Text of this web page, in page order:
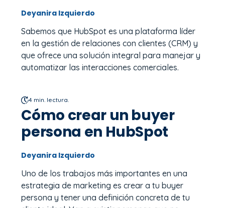
Deyanira Izquierdo
Sabemos que HubSpot es una plataforma líder
en la gestión de relaciones con clientes (CRM) y
que ofrece una solución integral para manejar y
automatizar las interacciones comerciales.
4 min. lectura.
Cómo crear un buyer
persona en HubSpot
Deyanira Izquierdo
Uno de los trabajos más importantes en una
estrategia de marketing es crear a tu buyer
persona y tener una definición concreta de tu